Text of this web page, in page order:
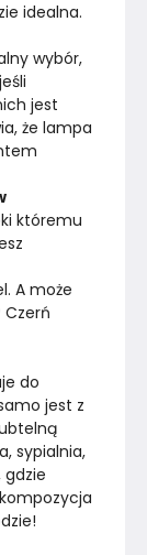
idealna.
wybór,
jest
że lampa
któremu
A może
do
jest z
sypialnia,
gdzie